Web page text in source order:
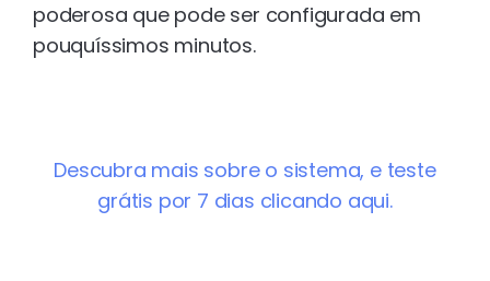
poderosa que pode ser configurada em
pouquíssimos minutos.
Descubra mais sobre o sistema, e teste
grátis por 7 dias clicando aqui.